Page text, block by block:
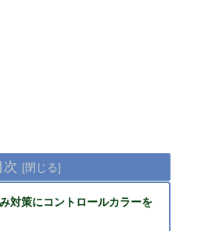
次
対策にコントロールカラーを